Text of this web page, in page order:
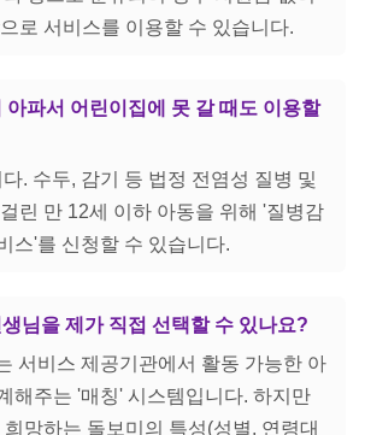
로 서비스를 이용할 수 있습니다.
아파서 어린이집에 못 갈 때도 이용할
. 수두, 감기 등 법정 전염성 질병 및
린 만 12세 이하 아동을 위해 '질병감
스'를 신청할 수 있습니다.
님을 제가 직접 선택할 수 있나요?
서비스 제공기관에서 활동 가능한 아
해주는 '매칭' 시스템입니다. 하지만
망하는 돌보미의 특성(성별, 연령대